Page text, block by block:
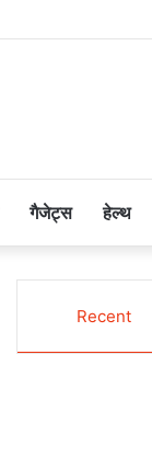
गैजेट्स हेल्थ
Recent